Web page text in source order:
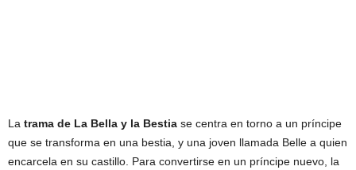
La trama de La Bella y la Bestia se centra en torno a un príncipe
que se transforma en una bestia, y una joven llamada Belle a quien
encarcela en su castillo. Para convertirse en un príncipe nuevo, la